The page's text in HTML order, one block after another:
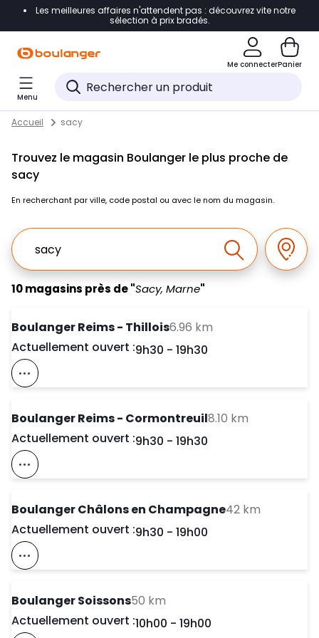
Accéder directement à la navigation
Accéder directement au pied de page
Accéder directement au chatbot
Les meilleures affaires n'attendent pas : découvrez vite notre
sélection à prix bradés.
Me connecterPanier
Menu
Skip to content
Return to Nav
Accueil sacy
Trouvez le magasin Boulanger le plus proche de
sacy
En recherchant par ville, code postal ou avec le nom du magasin.
Ville, Region, Code postal ou Ville & Pays
Effectuer la
10 magasins près de "Sacy, Marne"
Boulanger Reims - Thillois6.96 km
Actuellement ouvert :Day of the Week
9h30 - 19h30
Voir Ce Magasin Sur La Carte
Boulanger Reims - Cormontreuil8.10 km
Actuellement ouvert :Day of the Week
9h30 - 19h30
Voir Ce Magasin Sur La Carte
Boulanger Châlons en Champagne42 km
Actuellement ouvert :Day of the Week
9h30 - 19h00
Voir Ce Magasin Sur La Carte
Boulanger Soissons50 km
Actuellement ouvert :Day of the Week
10h00 - 19h00